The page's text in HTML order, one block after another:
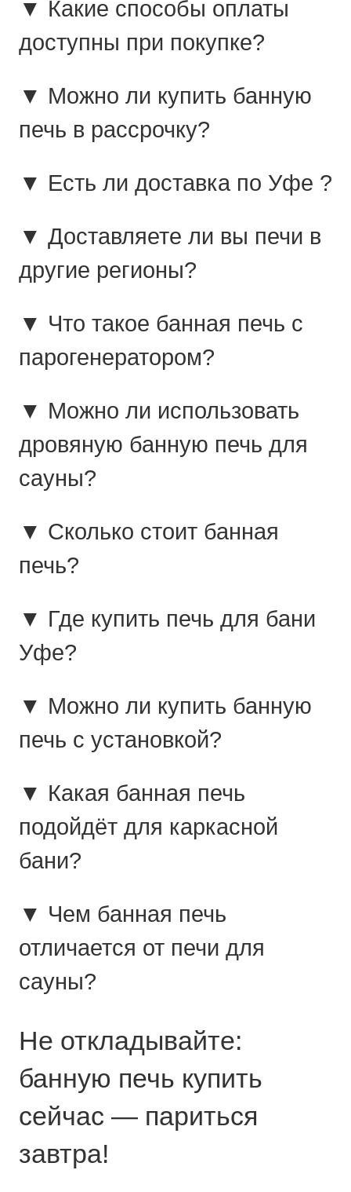
▼ Какие способы оплаты
доступны при покупке?
▼ Можно ли купить банную
печь в рассрочку?
▼ Есть ли доставка по Уфе ?
▼ Доставляете ли вы печи в
другие регионы?
▼ Что такое банная печь с
парогенератором?
▼ Можно ли использовать
дровяную банную печь для
сауны?
▼ Сколько стоит банная
печь?
▼ Где купить печь для бани
Уфе?
▼ Можно ли купить банную
печь с установкой?
▼ Какая банная печь
подойдёт для каркасной
бани?
▼ Чем банная печь
отличается от печи для
сауны?
Не откладывайте:
банную печь купить
сейчас — париться
завтра!